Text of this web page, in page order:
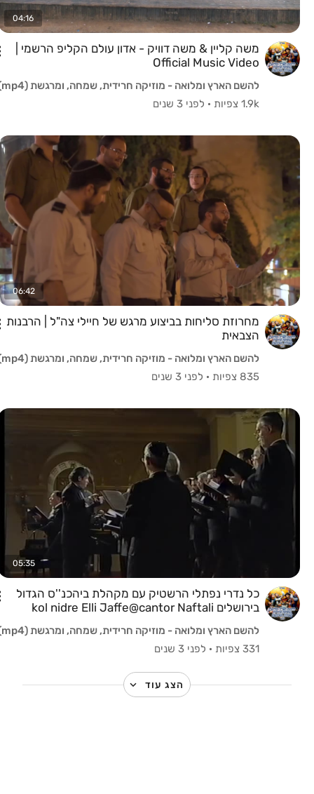
04:16
משה קליין & משה דוויק - אדון עולם הקליפ הרשמי |
Official Music Video
להשם הארץ ומלואה - מוזיקה חרידית, שמחה, ומרגשת (mp4)
1.9k צפיות
· לפני 3 שנים
06:42
מחרוזת סליחות בביצוע מרגש של חיילי צה"ל | הרבנות
הצבאית
להשם הארץ ומלואה - מוזיקה חרידית, שמחה, ומרגשת (mp4)
835 צפיות
· לפני 3 שנים
05:35
כל נדרי נפתלי הרשטיק עם מקהלת ביהכנ''ס הגדול
בירושלים kol nidre Elli Jaffe@cantor Naftali
להשם הארץ ומלואה - מוזיקה חרידית, שמחה, ומרגשת (mp4)
331 צפיות
· לפני 3 שנים
הצג עוד